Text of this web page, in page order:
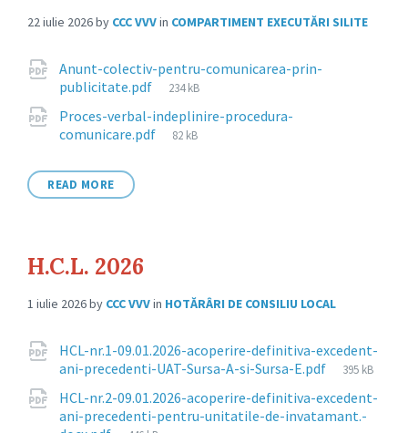
22 iulie 2026by CCC VVVin COMPARTIMENT EXECUTĂRI SILITE
Attachments
Anunt-colectiv-pentru-comunicarea-prin-
publicitate.pdf
File
234 kB
Proces-verbal-indeplinire-procedura-
comunicare.pdf
File
82 kB
READ MORE
H.C.L. 2026
1 iulie 2026by CCC VVVin HOTĂRÂRI DE CONSILIU LOCAL
Attachments
HCL-nr.1-09.01.2026-acoperire-definitiva-excedent-
ani-precedenti-UAT-Sursa-A-si-Sursa-E.pdf
File
395 kB
HCL-nr.2-09.01.2026-acoperire-definitiva-excedent-
ani-precedenti-pentru-unitatile-de-invatamant.-